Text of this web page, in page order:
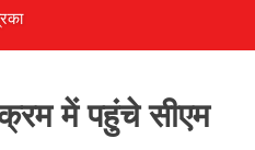
में पहुंचे सीएम